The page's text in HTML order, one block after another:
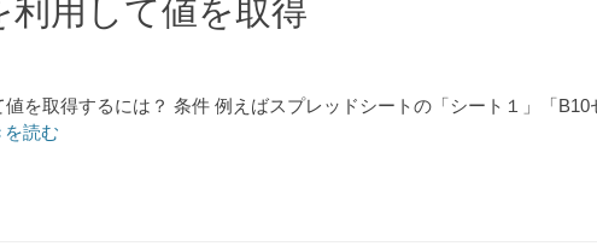
用して値を取得
を取得するには？ 条件 例えばスプレッドシートの「シート１」「B10
読む